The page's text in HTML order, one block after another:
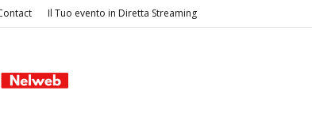
Il Tuo evento in Diretta Streaming